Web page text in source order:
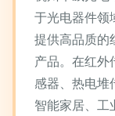
于光电器件领
提供高品质的
产品。在红外
感器、热电堆
智能家居、工